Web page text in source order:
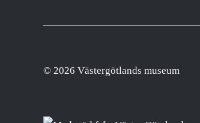
© 2026 Västergötlands museum